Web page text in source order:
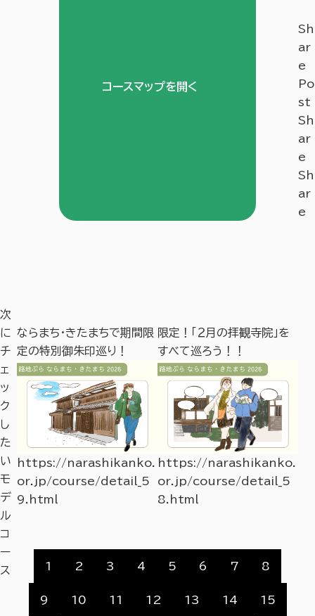
コースマップを開く
Sh
ar
e
Po
st
Sh
ar
e
Sh
ar
e
次
に
チ
ェ
ッ
ク
し
た
い
モ
デ
ル
コ
ー
ス
ならまち・きたまちで期間限
定の特別御朱印巡り！
https://narashikanko.
or.jp/course/detail_5
9.html
限定！「２月の拝観寺院」を
すべて巡ろう！！
https://narashikanko.
or.jp/course/detail_5
8.html
1 2 3 4 5 6 7 8
9 10 11 12 13 14 15